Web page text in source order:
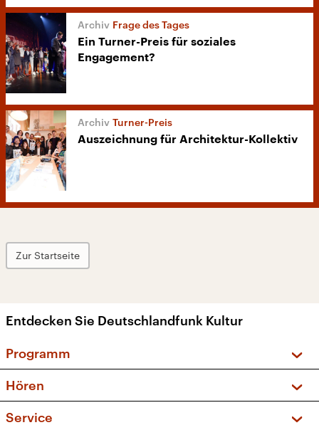
Frage des Tages
Ein Turner-Preis für soziales
Engagement?
Turner-Preis
Auszeichnung für Architektur-Kollektiv
Zur Startseite
Entdecken Sie Deutschlandfunk Kultur
Programm
Sendungen und Podcasts
Hören
Service